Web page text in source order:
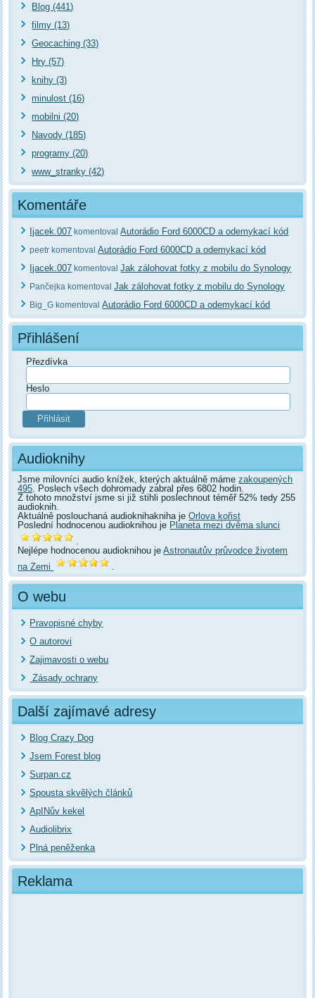
Blog (441)
filmy (13)
Geocaching (33)
Hry (57)
knihy (3)
minulost (16)
mobilni (20)
Navody (185)
programy (20)
www_stranky (42)
Komentáře
Ijacek.007 komentovalAutorádio Ford 6000CD a odemykací kód
peetr komentovalAutorádio Ford 6000CD a odemykací kód
Ijacek.007 komentovalJak zálohovat fotky z mobilu do Synology
Pančejka komentovalJak zálohovat fotky z mobilu do Synology
Big_G komentovalAutorádio Ford 6000CD a odemykací kód
Přihlášení
Přezdívka
Heslo
Audioknihy
Jsme milovníci audio knížek, kterých aktuálně mámezakoupených
495. Poslech všech dohromady zabral přes 6802 hodin.
Z tohoto množství jsme si již stihli poslechnout téměř 52% tedy 255
audioknih.
Aktuálně poslouchaná audioknihakniha jeOrlova kořist
Poslední hodnocenou audioknihou je Planeta mezi dvěma slunci
.
Nejlépe hodnocenou audioknihou jeAstronautův průvodce životem
na Zemi
.
O webu
Pravopisné chyby
O autorovi
Zajimavosti o webu
Zásady ochrany
Další zajímavé adresy
Blog Crazy Dog
Jsem Forest blog
Surpan.cz
Spousta skvělých článků
ApINův kekel
Audiolibrix
Plná peněženka
Reklama